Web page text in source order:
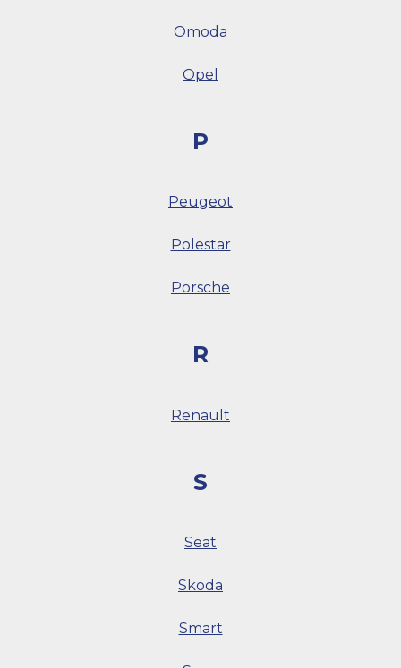
Omoda
Opel
P
Peugeot
Polestar
Porsche
R
Renault
S
Seat
Skoda
Smart